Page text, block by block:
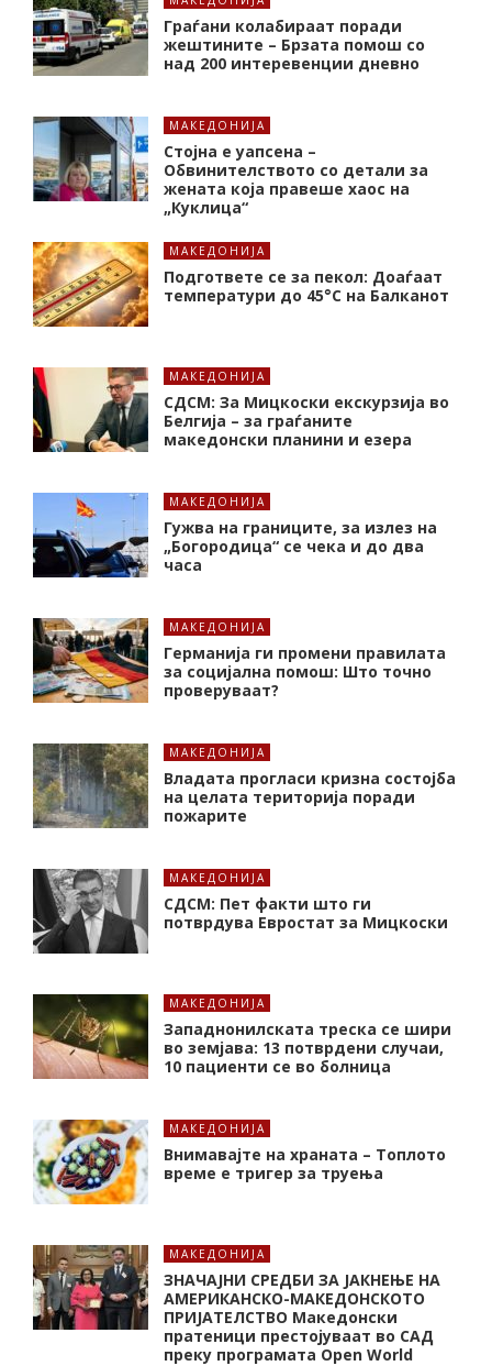
Граѓани колабираат поради
жештините – Брзата помош со
над 200 интеревенции дневно
МАКЕДОНИЈА
Стојна е уапсена –
Обвинителството со детали за
жената која правеше хаос на
„Куклица“
МАКЕДОНИЈА
Подгответе се за пекол: Доаѓаат
температури до 45°C на Балканот
МАКЕДОНИЈА
СДСМ: За Мицкоски екскурзија во
Белгија – за граѓаните
македонски планини и езера
МАКЕДОНИЈА
Гужва на границите, за излез на
„Богородица“ се чека и до два
часа
МАКЕДОНИЈА
Германија ги промени правилата
за социјална помош: Што точно
проверуваат?
МАКЕДОНИЈА
Владата прогласи кризна состојба
на целата територија поради
пожарите
МАКЕДОНИЈА
СДСМ: Пет факти што ги
потврдува Евростат за Мицкоски
МАКЕДОНИЈА
Западнонилската треска се шири
во земјава: 13 потврдени случаи,
10 пациенти се во болница
МАКЕДОНИЈА
Внимавајте на храната – Топлото
време е тригер за труења
МАКЕДОНИЈА
ЗНАЧАЈНИ СРЕДБИ ЗА ЈАКНЕЊЕ НА
АМЕРИКАНСКО-МАКЕДОНСКОТО
ПРИЈАТЕЛСТВО Македонски
пратеници престојуваат во САД
преку програмата Open World